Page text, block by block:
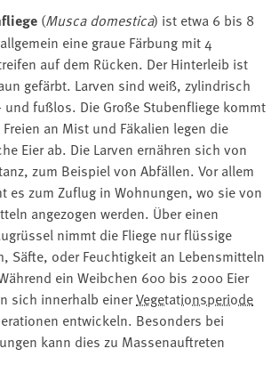
(Musca domestica) ist etwa 6 bis 8
eine graue Färbung mit 4
auf dem Rücken. Der Hinterleib ist
gefärbt. Larven sind weiß, zylindrisch
fußlos. Die Große Stubenfliege kommt
an Mist und Fäkalien legen die
Eier ab. Die Larven ernähren sich von
zum Beispiel von Abfällen. Vor allem
es zum Zuflug in Wohnungen, wo sie von
angezogen werden. Über einen
nimmt die Fliege nur flüssige
Säfte, oder Feuchtigkeit an Lebensmitteln
ein Weibchen 600 bis 2000 Eier
sich innerhalb einerVegetationsperiode
entwickeln. Besonders bei
kann dies zu Massenauftreten